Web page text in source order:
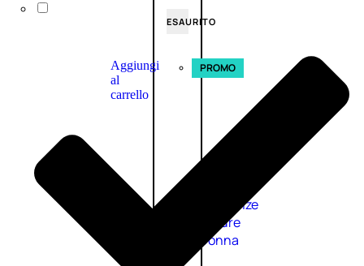
ESAURITO
Aggiungi
al
carrello
PROMO
Fragranze
Nature
Donna